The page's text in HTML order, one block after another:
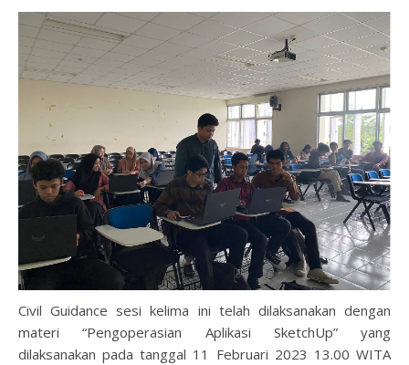
Civil Guidance sesi kelima ini telah dilaksanakan dengan
materi “Pengoperasian Aplikasi SketchUp” yang
dilaksanakan pada tanggal 11 Februari 2023 13.00 WITA